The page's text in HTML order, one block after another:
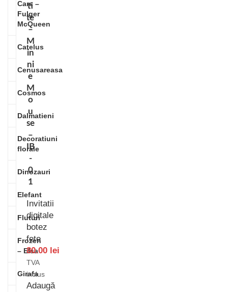
Cars –
Fulger
McQueen
Catelus
Cenusareasa
Cosmos
Dalmatieni
Decoratiuni
florale
Dinozauri
Elefant
Fluturi
Frozen
– Elsa
Girafa
ti
te
–
M
in
ni
e
M
o
u
se
–
IB
-
0
1
Invitatii
digitale
botez
fete
80.00 lei
TVA
inclus
Adaugă